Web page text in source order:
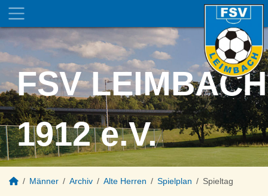
FSV LEIMBACH
1912 e.V.
Männer Archiv Alte Herren Spielplan Spieltag